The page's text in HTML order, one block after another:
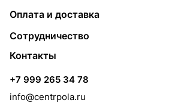
Оплата и доставка
Сотрудничество
Контакты
+7 999 265 34 78
info@centrpola.ru